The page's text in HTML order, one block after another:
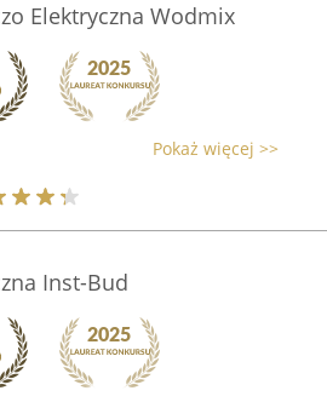
Elektryczna Wodmix
Pokaż więcej >>
Inst-Bud